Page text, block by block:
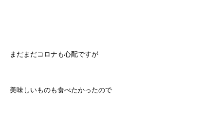
まだまだコロナも心配ですが
美味しいものも食べたかったので